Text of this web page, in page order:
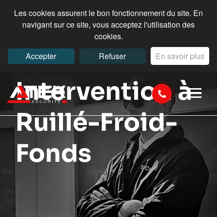
Les cookies assurent le bon fonctionnement du site. En
navigant sur ce site, vous acceptez l'utilisation des
cookies.
Accepter
Refuser En savoir plus
Intervention à
Ruillé-Froid-
Fonds